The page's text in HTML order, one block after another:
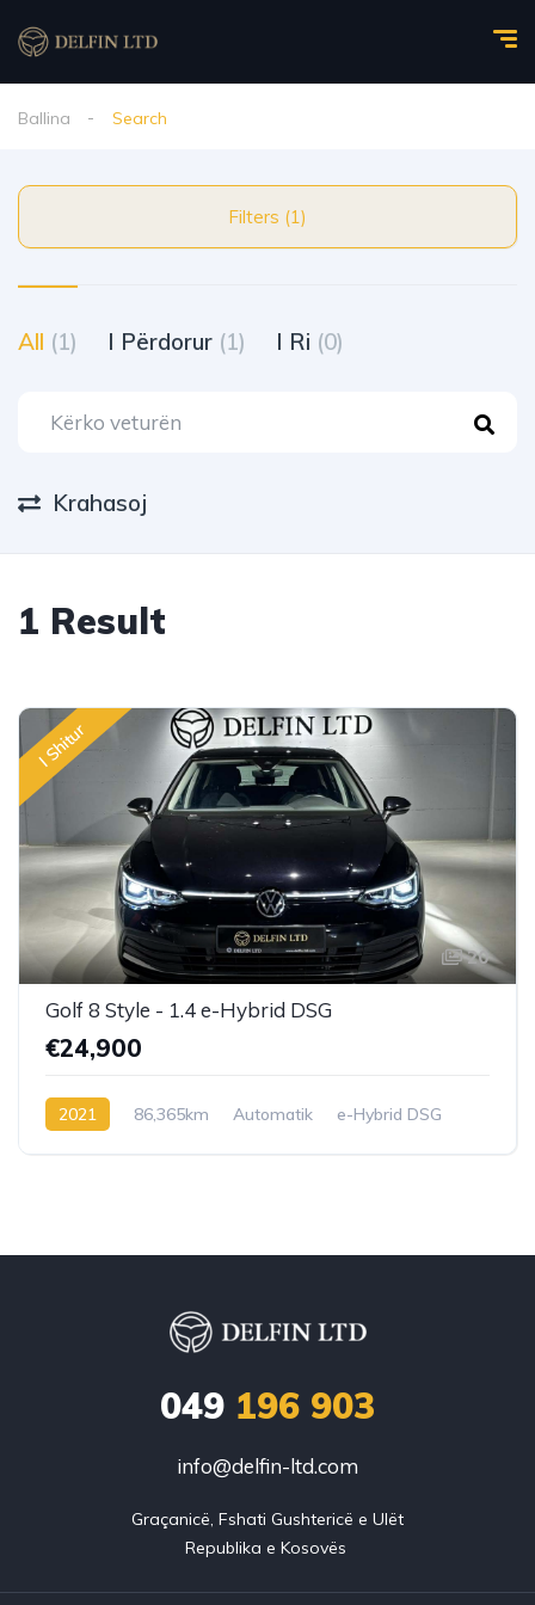
Ballina Search
Filters (1)
All (1) I Përdorur (1) I Ri (0)
Krahasoj
1 Result
I Shitur
20
Golf 8 Style - 1.4 e-Hybrid DSG
€24,900
2021 86,365km Automatik e-Hybrid DSG
049 196 903
info@delfin-ltd.com
Graçanicë, Fshati Gushtericë e Ulët